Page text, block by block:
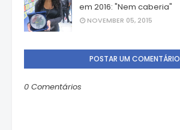
em 2016: "Nem caberia"
NOVEMBER 05, 2015
POSTAR UM COMENTÁRIO
0 Comentários